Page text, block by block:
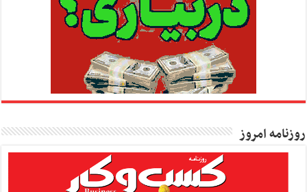
روزنامه امروز